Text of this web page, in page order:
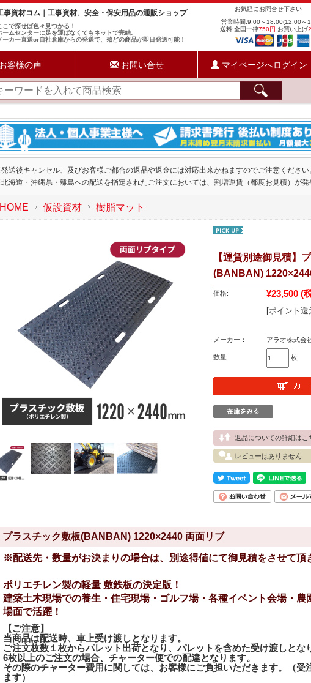
事資材コム｜工事資材、安全・保安用品の通販ショップ
こで探せば色々見つかる！
ームセンターに足を運ばなくてもネットで完結。
ーカー直送or自社倉庫からの発送で、殆どの商品が即日発送可能！
お気軽にお問合せ下さい
営業時間:9:00～18:00(12:00～
送料:全国一律750円 お買い上げ
客様の声 お問い合せ マイページへログイン
送後キャンセル、及びお客様ご都合の返品や返金には対応出来かねますのでご注意ください
海道・沖縄県・離島への配送を指定されたご注文においては、割増運賃（都度お見積）が発
HOME 仮設資材 樹脂マット
【運賃別途御見積】
(BANBAN)
価格: ¥23,500 (
[ポイント還
メーカー： アラオ株式会
数量: 枚
返品についての詳細はこ
レビューはありません
プラスチック敷板(BANBAN) 1220×2440 両面リブ
※配送先・数量がお決まりの場合は、別途得値にて御見積をさせて頂
ポリエチレン製の軽量 敷鉄板の決定版！
建築土木現場での養生・住宅現場・ゴルフ場・各種イベント会場・農
場面で活躍！
【ご注意】
当商品は配送時、車上受け渡しとなります。
ご注文枚数１枚からパレット出荷となり、パレットを含めた受け渡しとな
6枚以上のご注文の場合、チャーター便での配達となります。
その際のチャーター費用に関しては、お客様にご負担いただきます。（受
ます）